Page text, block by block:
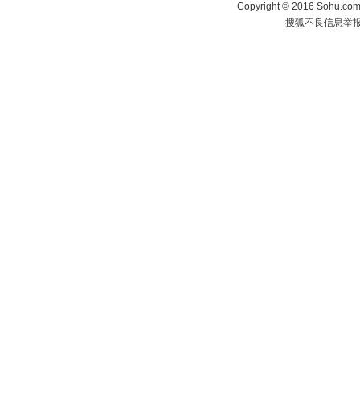
Copyright©2016
搜狐不良信息举